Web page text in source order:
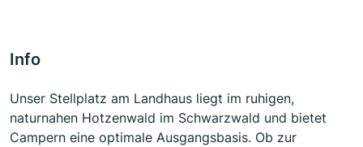
Info
Unser Stellplatz am Landhaus liegt im ruhigen,
naturnahen Hotzenwald im Schwarzwald und bietet
Campern eine optimale Ausgangsbasis. Ob zur